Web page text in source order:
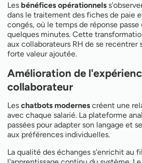
Les bénéfices opérationnels
dans le traitement des fiches de paie
congés, où le temps de réponse passe
quelques minutes. Cette
aux collaborateurs RH de se recentrer
forte valeur ajoutée.
Amélioration de
collaborateur
Les chatbots modernes créent une
avec chaque salarié. La plateforme
passées pour adapter son langage et
aux préférences individuelles.
La qualité des échanges s'enrichit au